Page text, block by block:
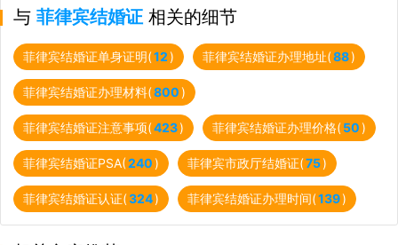
与 菲律宾结婚证 相关的细节
菲律宾结婚证单身证明(12) 菲律宾结婚证办理地址(88)
菲律宾结婚证办理材料(800)
菲律宾结婚证注意事项(423) 菲律宾结婚证办理价格(50)
菲律宾结婚证PSA(240) 菲律宾市政厅结婚证(75)
菲律宾结婚证认证(324) 菲律宾结婚证办理时间(139)